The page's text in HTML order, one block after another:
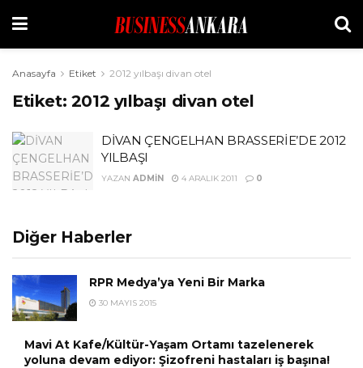
Anasayfa Etiket 2012 yılbaşı divan otel
Etiket: 2012 yılbaşı divan otel
DİVAN ÇENGELHAN BRASSERİE’DE 2012
YILBAŞI
YAZAN ADMIN 4 ARALIK 2011 0
Diğer Haberler
RPR Medya’ya Yeni Bir Marka
30 MAYIS 2015
Mavi At Kafe/Kültür-Yaşam Ortamı tazelenerek
yoluna devam ediyor: Şizofreni hastaları iş başına!